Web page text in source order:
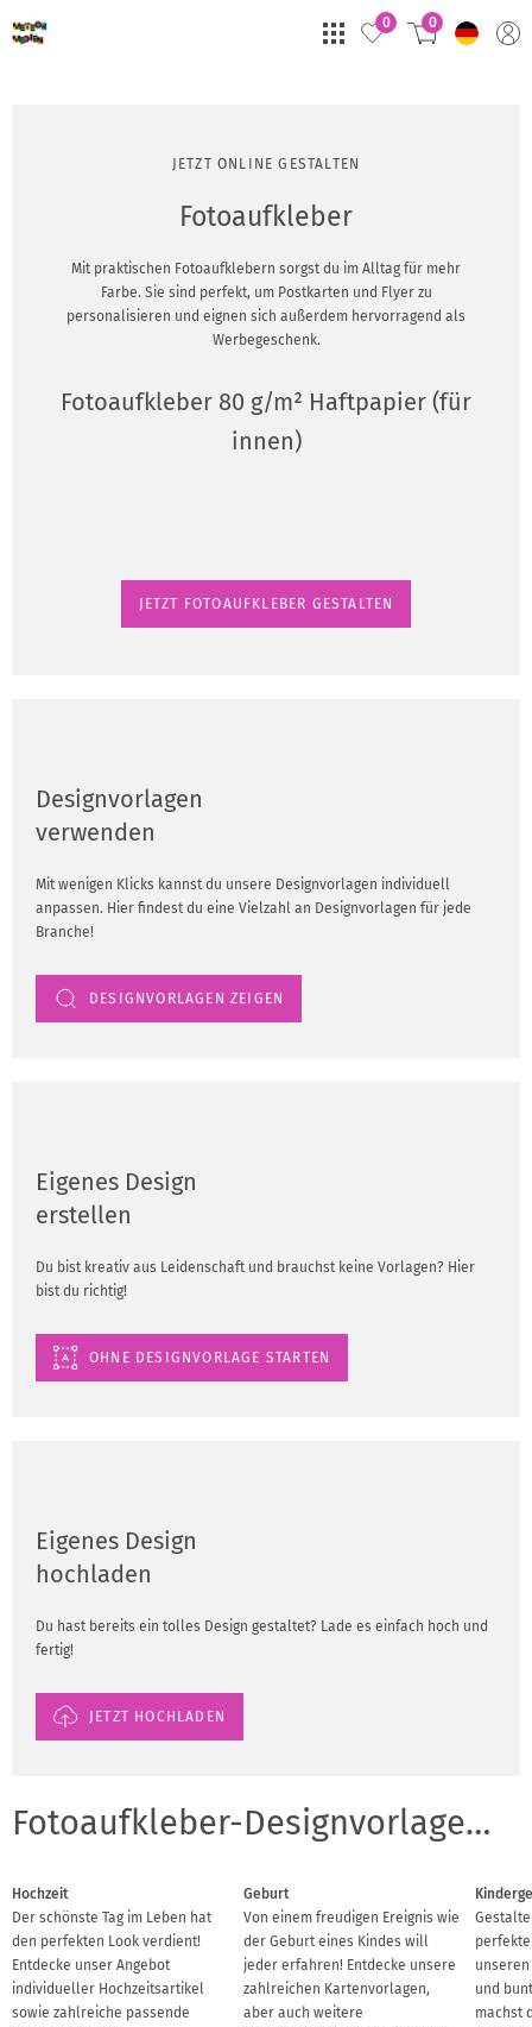
0 0
JETZT ONLINE GESTALTEN
Fotoaufkleber
Mit praktischen Fotoaufklebern sorgst du im Alltag für mehr
Farbe. Sie sind perfekt, um Postkarten und Flyer zu
personalisieren und eignen sich außerdem hervorragend als
Werbegeschenk.
Fotoaufkleber 80 g/m² Haftpapier (für
innen)
JETZT FOTOAUFKLEBER GESTALTEN
Designvorlagen
verwenden
Mit wenigen Klicks kannst du unsere Designvorlagen individuell
anpassen. Hier findest du eine Vielzahl an Designvorlagen für jede
Branche!
DESIGNVORLAGEN ZEIGEN
Eigenes Design
erstellen
Du bist kreativ aus Leidenschaft und brauchst keine Vorlagen? Hier
bist du richtig!
OHNE DESIGNVORLAGE STARTEN
Eigenes Design
hochladen
Du hast bereits ein tolles Design gestaltet? Lade es einfach hoch und
fertig!
JETZT HOCHLADEN
Fotoaufkleber-Designvorlagen für Anlässe
Hochzeit
Der schönste Tag im Leben hat
den perfekten Look verdient!
Entdecke unser Angebot
individueller Hochzeitsartikel
sowie zahlreiche passende
Geburt
Von einem freudigen Ereignis wie
der Geburt eines Kindes will
jeder erfahren! Entdecke unsere
zahlreichen Kartenvorlagen,
aber auch weitere
und
machst